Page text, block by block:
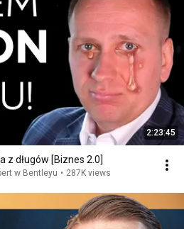
2:23:45
z długów [Biznes 2.0]
w Bentleyu • 287K views